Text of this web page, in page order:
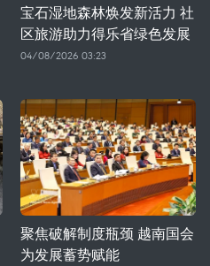
宝石湿地森林焕发新活力 社
区旅游助力得乐省绿色发展
04/08/2026 03:23
聚焦破解制度瓶颈 越南国会
为发展蓄势赋能